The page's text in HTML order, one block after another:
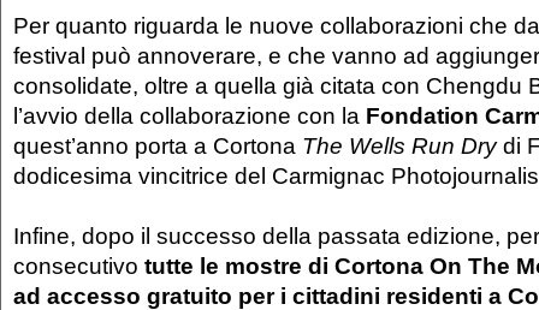
Per quanto riguarda le nuove collaborazioni che
festival può annoverare, e che vanno ad
consolidate, oltre a quella già citata con Chengdu
l’avvio della collaborazione con la Fondation
quest’anno porta a Cortona The Wells Run Drydi
dodicesima vincitrice del Carmignac
Infine, dopo il successo della passata edizione,
consecutivo tutte le mostre di Cortona On The
ad accesso gratuito per i cittadini residenti a